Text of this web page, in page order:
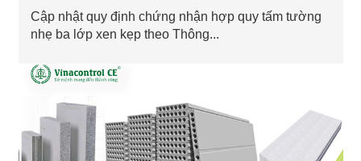
Cập nhật quy định chứng nhận hợp quy tấm tường
nhẹ ba lớp xen kẹp theo Thông...